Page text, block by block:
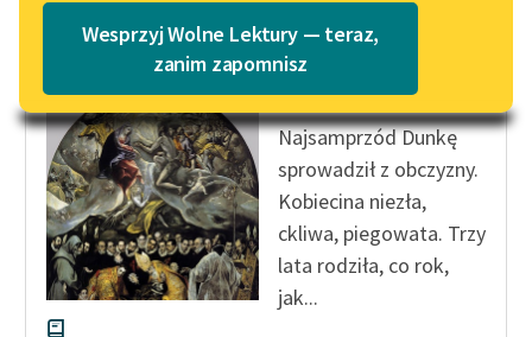
Lektury szkolne i klasyka
literatury do słuchania dla
uczennic i uczniów z
niepełnosprawnościami
E-kolekcja lektur
szkolnych i literatury do
słuchania dla uczennic i
uczniów z
niepełnosprawnościami
Katalog w formacie PDF
Wesprzyj Wolne Lektury — teraz,
zanim zapomnisz
Wesele hrabiego
Orgaza
Najsamprzód Dunkę
sprowadził z obczyzny.
Kobiecina niezła,
ckliwa, piegowata. Trzy
lata rodziła, co rok,
jak...